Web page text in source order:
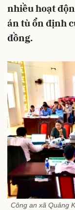
nhiều hoạt
án tù ổn định
đồng.
Công an xã Quảng